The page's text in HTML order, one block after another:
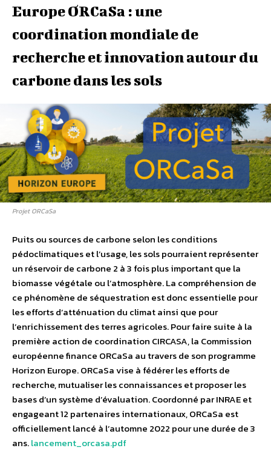
Europe ORCaSa : une
coordination mondiale de
recherche et innovation autour du
carbone dans les sols
Projet ORCaSa
Puits ou sources de carbone selon les conditions
pédoclimatiques et l’usage, les sols pourraient représenter
un réservoir de carbone 2 à 3 fois plus important que la
biomasse végétale ou l’atmosphère. La compréhension de
ce phénomène de séquestration est donc essentielle pour
les efforts d’atténuation du climat ainsi que pour
l’enrichissement des terres agricoles. Pour faire suite à la
première action de coordination CIRCASA, la Commission
européenne finance ORCaSa au travers de son programme
Horizon Europe. ORCaSa vise à fédérer les efforts de
recherche, mutualiser les connaissances et proposer les
bases d’un système d’évaluation. Coordonné par INRAE et
engageant 12 partenaires internationaux, ORCaSa est
officiellement lancé à l’automne 2022 pour une durée de 3
ans.lancement_orcasa.pdf